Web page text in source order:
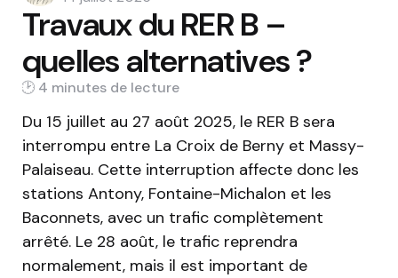
Travaux du RER B –
quelles alternatives ?
4 min
Du 15 juillet au 27 août 2025, le RER B sera
interrompu entre La Croix de Berny et Massy-
Palaiseau. Cette interruption affecte donc les
stations Antony, Fontaine-Michalon et les
Baconnets, avec un trafic complètement
arrêté. Le 28 août, le trafic reprendra
normalement, mais il est important de